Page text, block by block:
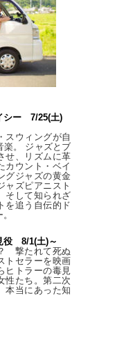
シー 7/25(土)
スウィングが自
楽。 ジャズとブ
せ、リズムに革
カウント・ベイ
グジャズの黄金
ャズピアニスト
そして知られざ
を追う自伝的ド
役 8/1(土)～
撃たれて死ぬ
トセラーを映画
ヒトラーの毒見
性たち。第二次
本当にあった知